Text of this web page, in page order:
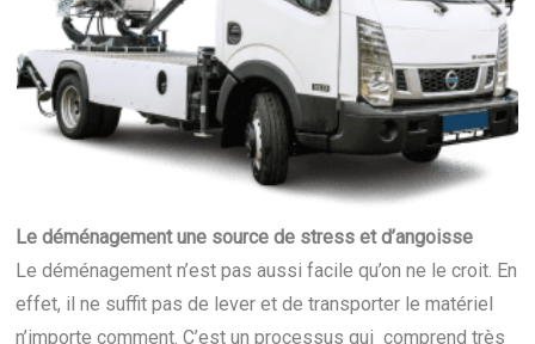
Le déménagement une source de stress et d’angoisse
Le déménagement n’est pas aussi facile qu’on ne le croit. En
effet, il ne suffit pas de lever et de transporter le matériel
n’importe comment. C’est un processus qui comprend très